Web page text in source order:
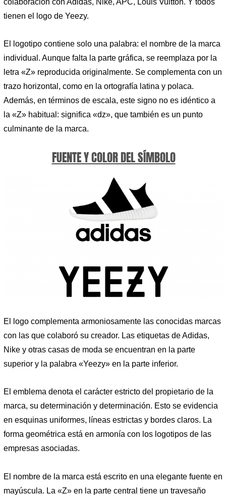
tienen el logo de Yeezy.
El logotipo contiene solo una palabra: el nombre de la marca
individual. Aunque falta la parte gráfica, se reemplaza por la
letra «Z» reproducida originalmente. Se complementa con un
trazo horizontal, como en la ortografía latina y polaca.
Además, en términos de escala, este signo no es idéntico a
la «Z» habitual: significa «dz», que también es un punto
culminante de la marca.
FUENTE Y COLOR DEL SÍMBOLO
El logo complementa armoniosamente las conocidas marcas
con las que colaboró ​​su creador. Las etiquetas de Adidas,
Nike y otras casas de moda se encuentran en la parte
superior y la palabra «Yeezy» en la parte inferior.
El emblema denota el carácter estricto del propietario de la
marca, su determinación y determinación. Esto se evidencia
en esquinas uniformes, líneas estrictas y bordes claros. La
forma geométrica está en armonía con los logotipos de las
empresas asociadas.
El nombre de la marca está escrito en una elegante fuente en
mayúscula. La «Z» en la parte central tiene un travesaño